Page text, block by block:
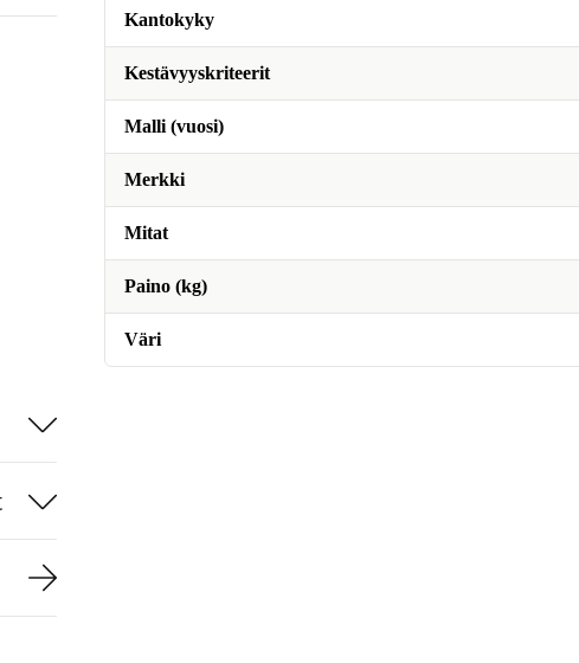
Kantokyky
Kestävyyskriteerit
Malli (vuosi)
Merkki
Mitat
Paino (kg)
Väri